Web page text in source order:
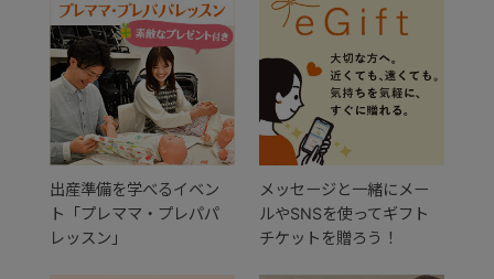
出産準備を学べるイベン
ト「プレママ・プレパパ
レッスン」
メッセージと一緒にメー
ルやSNSを使ってギフト
チケットを贈ろう！